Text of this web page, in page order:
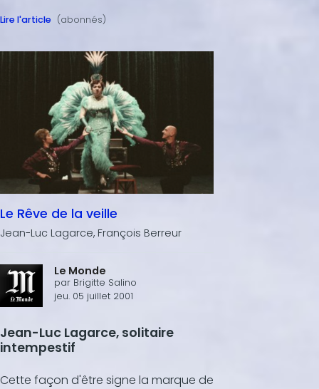
Lire l'article (abonnés)
Le Rêve de la veille
Jean-Luc Lagarce, François Berreur
Le Monde
par Brigitte Salino
jeu. 05 juillet 2001
Jean-Luc Lagarce, solitaire
intempestif
Cette façon d'être signe la marque de